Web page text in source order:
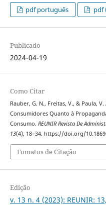
pdf português pdf
Publicado
2024-04-19
Como Citar
Rauber, G. N., Freitas, V., & Paula,
Consumidores Quanto à
Consumo. REUNIR Revista De
13(4), 18–34. https://doi.org/
Fomatos de Citação
Edição
v. 13 n. 4 (2023): REUNIR: